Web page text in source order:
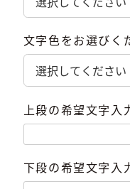
文字色をお選びく
上段の希望文字入
下段の希望文字入